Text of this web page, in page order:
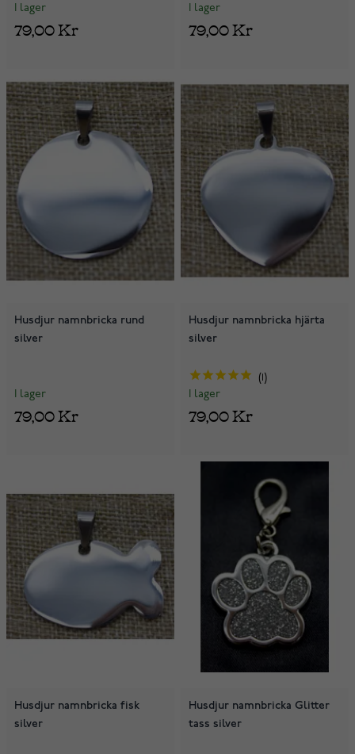
I lager
79,00 Kr
I lager
79,00 Kr
Husdjur namnbricka rund
silver
I lager
79,00 Kr
Husdjur namnbricka hjärta
silver
I lager
79,00 Kr
Husdjur namnbricka fisk
silver
Husdjur namnbricka Glitter
tass silver